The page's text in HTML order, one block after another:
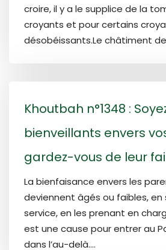
croire, il y a le supplice de la
croyants et pour certains
désobéissants.Le châtiment
Khoutbah n°1348 :
bienveillants envers
gardez-vous de leur
La bienfaisance envers les
deviennent âgés ou faibles,
service, en les prenant en
est une cause pour entrer au
dans l’au-delà....